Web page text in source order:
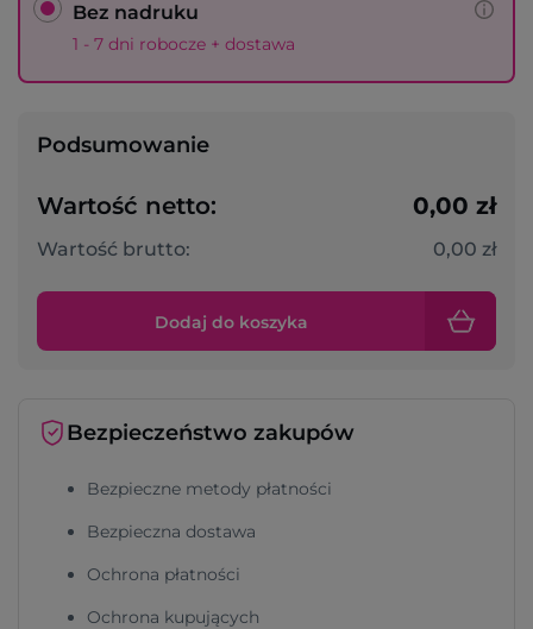
Bez nadruku
1 - 7 dni robocze + dostawa
Podsumowanie
Wartość netto: 0,00 zł
Wartość brutto: 0,00 zł
Dodaj do koszyka
Bezpieczeństwo zakupów
Bezpieczne metody płatności
Bezpieczna dostawa
Ochrona płatności
Ochrona kupujących